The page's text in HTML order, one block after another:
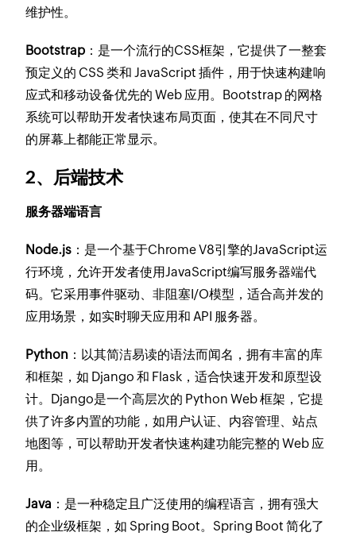
维护性。
Bootstrap ：是一个流行的CSS框架，它提供了一整套
预定义的 CSS 类和 JavaScript 插件，用于快速构建响
应式和移动设备优先的 Web 应用。Bootstrap 的网格
系统可以帮助开发者快速布局页面，使其在不同尺寸
的屏幕上都能正常显示。
2、后端技术
服务器端语言
Node.js ：是一个基于Chrome V8引擎的JavaScript运
行环境，允许开发者使用JavaScript编写服务器端代
码。它采用事件驱动、非阻塞I/O模型，适合高并发的
应用场景，如实时聊天应用和 API 服务器。
Python ：以其简洁易读的语法而闻名，拥有丰富的库
和框架，如 Django 和 Flask，适合快速开发和原型设
计。Django是一个高层次的 Python Web 框架，它提
供了许多内置的功能，如用户认证、内容管理、站点
地图等，可以帮助开发者快速构建功能完整的 Web 应
用。
Java ：是一种稳定且广泛使用的编程语言，拥有强大
的企业级框架，如 Spring Boot。Spring Boot 简化了